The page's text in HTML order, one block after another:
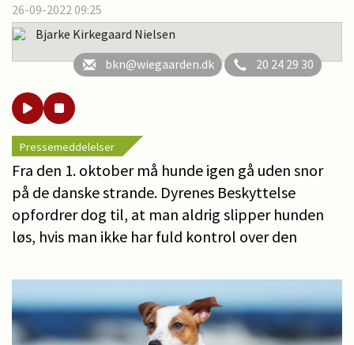
26-09-2022 09:25
Bjarke Kirkegaard Nielsen
bkn@wiegaarden.dk
20 24 29 30
Pressemeddelelser
Fra den 1. oktober må hunde igen gå uden snor
på de danske strande. Dyrenes Beskyttelse
opfordrer dog til, at man aldrig slipper hunden
løs, hvis man ikke har fuld kontrol over den